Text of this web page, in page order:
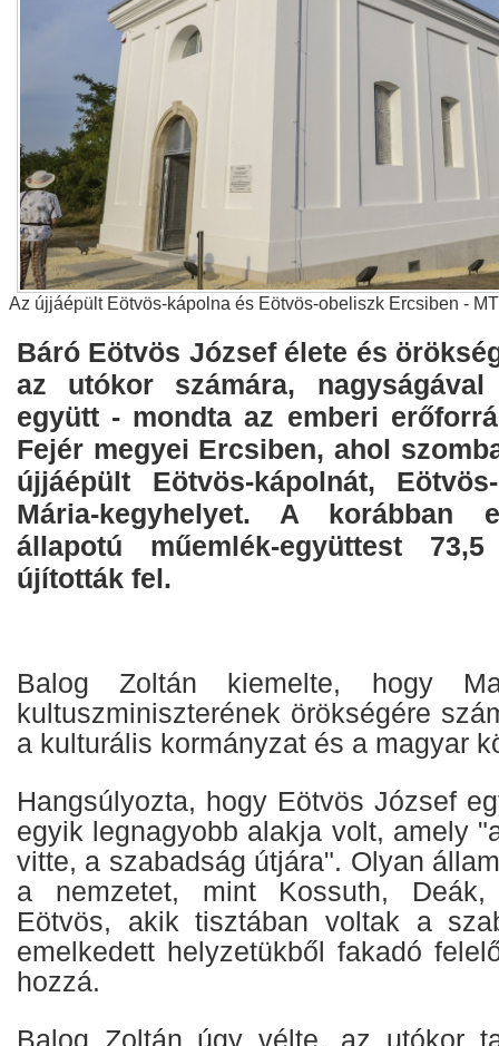
Az újjáépült Eötvös-kápolna és Eötvös-obeliszk Ercsiben -
Báró Eötvös József élete és
az utókor számára,
együtt - mondta az emberi
Fejér megyei Ercsiben, ahol
újjáépült Eötvös-kápolnát,
Mária-kegyhelyet. A korábban
állapotú műemlék-együttest
újították fel.
Balog Zoltán kiemelte, hogy
kultuszminiszterének örökségére
a kulturális kormányzat és a magyar
Hangsúlyozta, hogy Eötvös József
egyik legnagyobb alakja volt, amely
vitte, a szabadság útjára". Olyan
a nemzetet, mint Kossuth, Deák,
Eötvös, akik tisztában voltak a
emelkedett helyzetükből fakadó
hozzá.